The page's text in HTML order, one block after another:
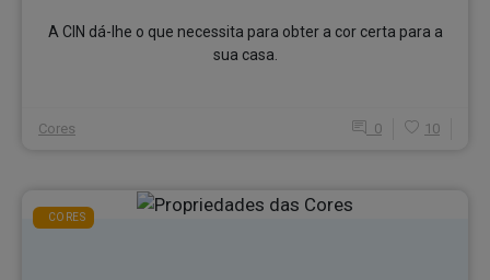
A CIN dá-lhe o que necessita para obter a cor certa para a
sua casa.
Cores 0 10
CORES